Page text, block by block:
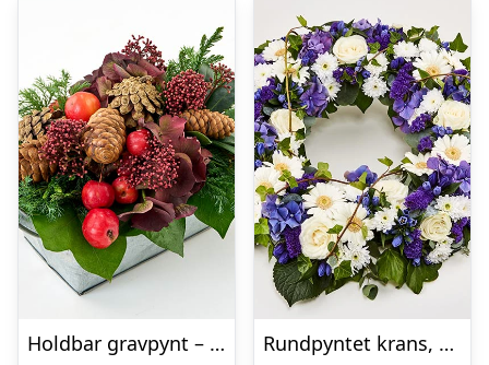
Holdbar gravpynt – Blomster til begravelse
Rundpyntet krans, blå og hvid – Blomster til begravelse